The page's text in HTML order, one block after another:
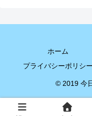
ホーム
プライバシーポリシー
© 2019 今